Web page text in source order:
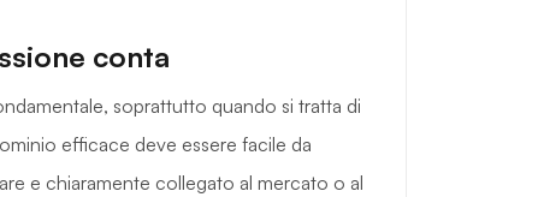
conta
soprattutto quando si tratta di
efficace deve essere facile da
e chiaramente collegato al mercato o al